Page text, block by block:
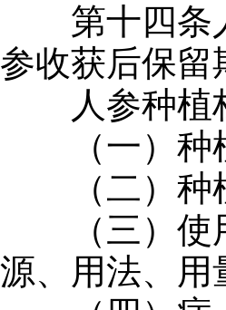
第十四条人
参收获后保留
人参种植档
（一）种植
（二）种植
（三）使用
源、用法、用